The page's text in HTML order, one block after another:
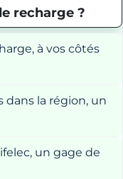
recharge ?
à vos côtés
dans la région, un
un gage de